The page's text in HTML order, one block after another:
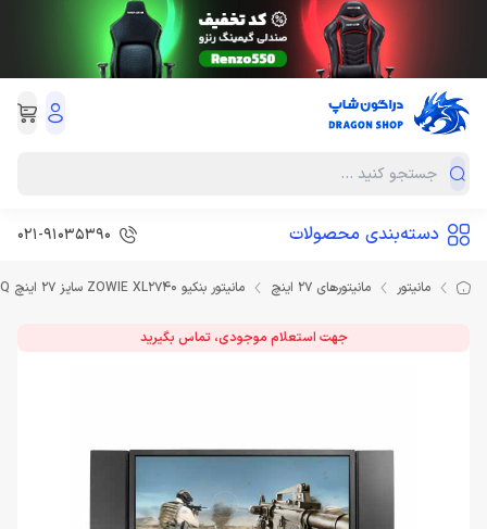
دسته‌بندی محصولات 021-91035390
مانیتور مانیتورهای 27 اینچ مانیتور بنکیو ZOWIE XL2740 سایز 27 اینچ Monitor BENQ
جهت استعلام موجودی، تماس بگیرید